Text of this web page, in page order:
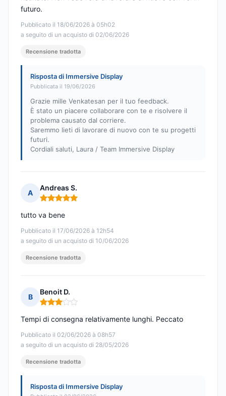
Pubblicato il 18/06/2026 à 05h02
a seguito di un acquisto di 02/06/2026
futuro.
Recensione tradotta
Risposta di Immersive Display
Pubblicata il 19/06/2026
Grazie mille Venkatesan per il tuo feedback.
È stato un piacere collaborare con te e risolvere il
problema causato dal corriere.
Saremmo lieti di lavorare di nuovo con te su progetti
futuri.
Cordiali saluti, Laura / Team Immersive Display
A
Andreas S.
Nota: 5 su 5
Pubblicato il 17/06/2026 à 12h54
a seguito di un acquisto di 10/06/2026
tutto va bene
Recensione tradotta
B
Benoit D.
Nota: 3 su 5
Pubblicato il 02/06/2026 à 08h57
a seguito di un acquisto di 28/05/2026
Tempi di consegna relativamente lunghi. Peccato
Recensione tradotta
Risposta di Immersive Display